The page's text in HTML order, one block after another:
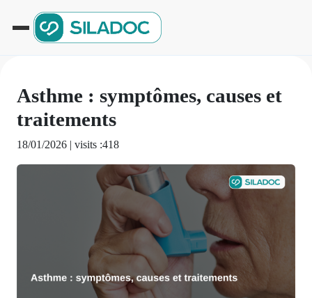
Asthme : symptômes, causes et
traitements
18/01/2026 | visits :418